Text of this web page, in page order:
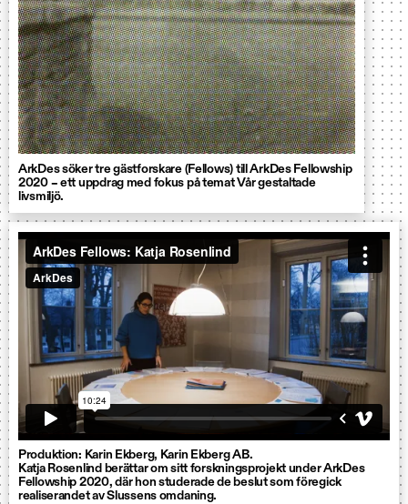
ArkDes söker tre gästforskare (Fellows) till ArkDes Fellowship
2020 – ett uppdrag med fokus på temat Vår gestaltade
livsmiljö.
Produktion: Karin Ekberg, Karin Ekberg AB.
Katja Rosenlind berättar om sitt forskningsprojekt under ArkDes
Fellowship 2020, där hon studerade de beslut som föregick
realiserandet av Slussens omdaning.